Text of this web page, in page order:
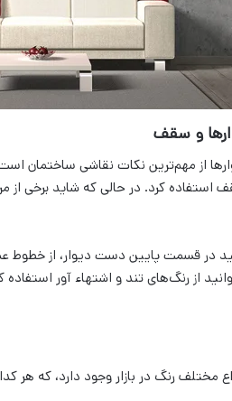
از مهم‌ترین نکات نقاشی ساختمان است
استفاده کرد. در حالی که شاید برخی از
در قسمت پایین دست دیوار، از خطوط
از رنگ‌‌های تند و اشتهاء آور
مختلف رنگ در بازار وجود دارد، که